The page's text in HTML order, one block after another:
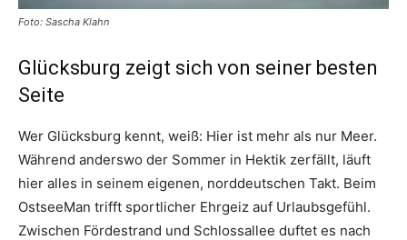
Foto: Sascha Klahn
Glücksburg zeigt sich von seiner besten
Seite
Wer Glücksburg kennt, weiß: Hier ist mehr als nur Meer.
Während anderswo der Sommer in Hektik zerfällt, läuft
hier alles in seinem eigenen, norddeutschen Takt. Beim
OstseeMan trifft sportlicher Ehrgeiz auf Urlaubsgefühl.
Zwischen Fördestrand und Schlossallee duftet es nach